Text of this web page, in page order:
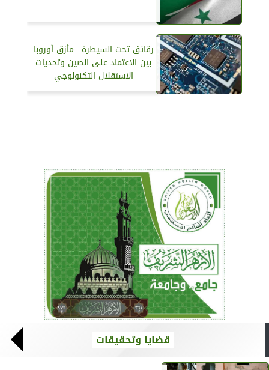
رقائق تحت السيطرة.. مأزق أوروبا
بين الاعتماد على الصين وتحديات
الاستقلال التكنولوجي
قضايا وتحقيقات